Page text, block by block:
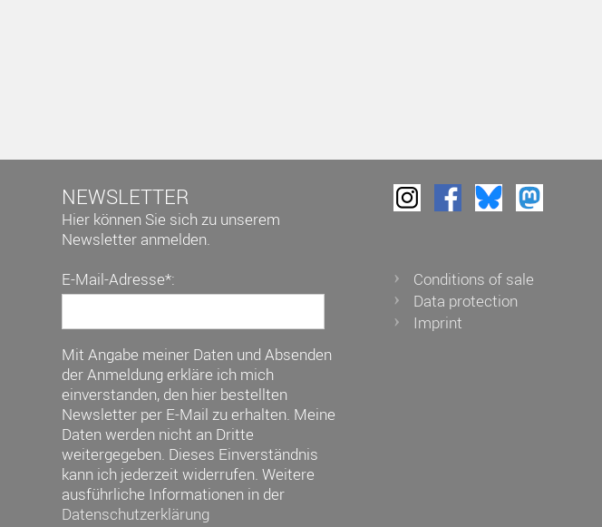
NEWSLETTER
Hier können Sie sich zu unserem
Newsletter anmelden.
E-Mail-Adresse*:
Mit Angabe meiner Daten und Absenden
der Anmeldung erkläre ich mich
einverstanden, den hier bestellten
Newsletter per E-Mail zu erhalten. Meine
Daten werden nicht an Dritte
weitergegeben. Dieses Einverständnis
kann ich jederzeit widerrufen. Weitere
ausführliche Informationen in der
Datenschutzerklärung
Conditions of sale
Data protection
Imprint